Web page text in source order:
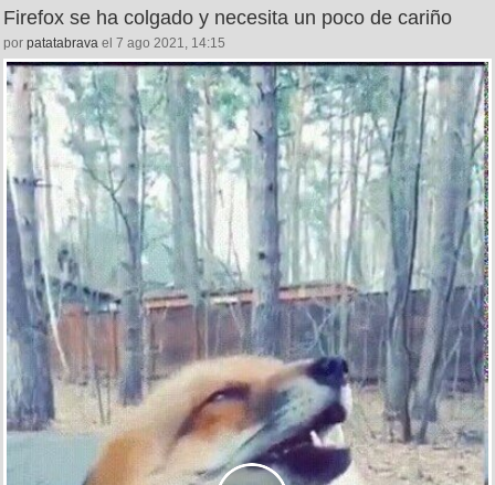
Firefox se ha colgado y necesita un poco de cariño
por patatabrava el 7 ago 2021, 14:15